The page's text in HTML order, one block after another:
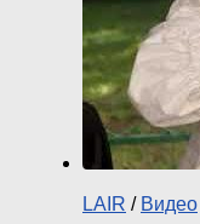
LAIR / Видео